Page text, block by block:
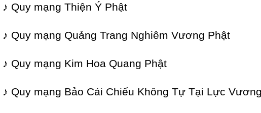
♪ Quy mạng Thiện Ý Phật
♪ Quy mạng Quảng Trang Nghiêm Vương Phật
♪ Quy mạng Kim Hoa Quang Phật
♪ Quy mạng Bảo Cái Chiếu Không Tự Tại Lực